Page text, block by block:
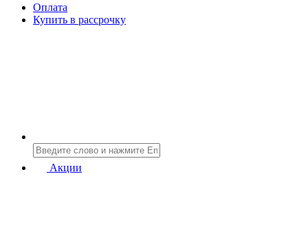
Оплата
Купить в рассрочку
Акции